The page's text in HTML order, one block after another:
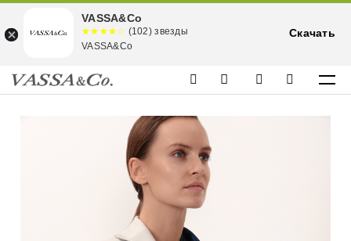
VASSA&Co
☆☆☆☆☆
★★★★
★
(102) звезды
VASSA&Co
Скачать